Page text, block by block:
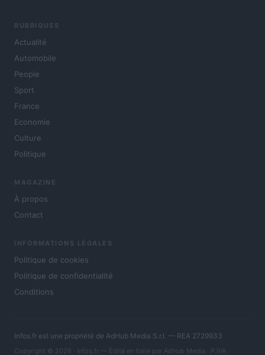
RUBRIQUES
Actualité
Automobile
People
Sport
France
Economie
Culture
Politique
MAGAZINE
À propos
Contact
INFORMATIONS LÉGALES
Politique de cookies
Politique de confidentialité
Conditions
Infos.fr est une propriété de AdHub Media S.r.l. — REA 2729933
Copyright © 2026 · Infos.fr — Édité en Italie par AdHub Media · P.IVA